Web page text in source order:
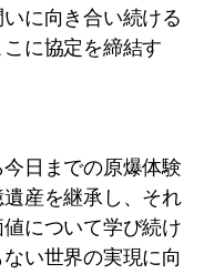
に向き合い続ける
に協定を締結す
日までの原爆体験
産を継承し、それ
について学び続け
い世界の実現に向